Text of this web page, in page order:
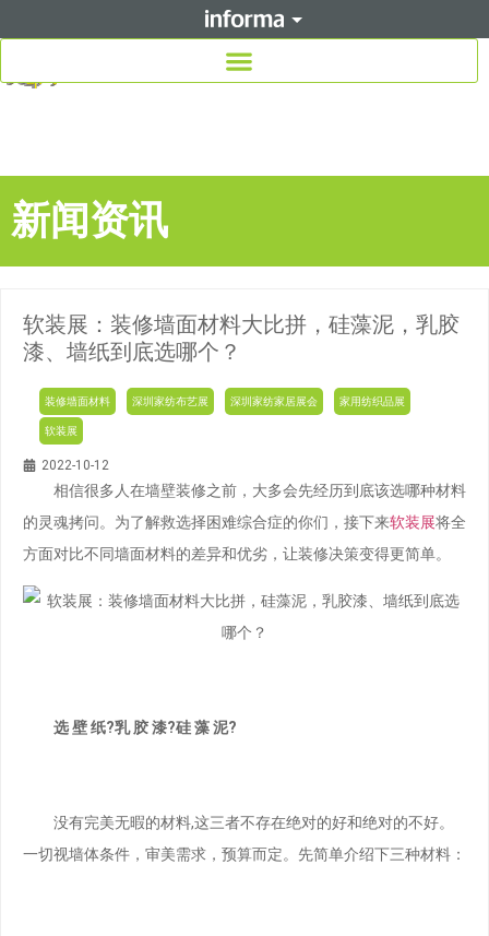
新闻资讯
软装展：装修墙面材料大比拼，硅藻泥，乳胶
漆、墙纸到底选哪个？
装修墙面材料 深圳家纺布艺展 深圳家纺家居展会 家用纺织品展
软装展
2022-10-12
相信很多人在墙壁装修之前，大多会先经历到底该选哪种材料
的灵魂拷问。为了解救选择困难综合症的你们，接下来软装展将全
方面对比不同墙面材料的差异和优劣，让装修决策变得更简单。
选 壁 纸?乳 胶 漆?硅 藻 泥?
没有完美无暇的材料,这三者不存在绝对的好和绝对的不好。
一切视墙体条件，审美需求，预算而定。先简单介绍下三种材料：